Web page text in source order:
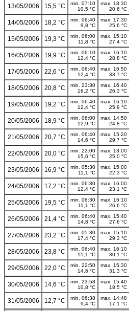
13/05/2006 15,5 °C
min. 07:10
10,5 °C
max. 18:30
20,6 °C
14/05/2006 18,2 °C
min. 06:40
9,8 °C
max. 17:30
25,6 °C
15/05/2006 19,3 °C
min. 06:00
11,8 °C
max. 15:10
27,4 °C
16/05/2006 19,9 °C
min. 06:10
12,4 °C
max. 16:10
28,8 °C
17/05/2006 22,6 °C
min. 06:40
12,4 °C
max. 16:50
33,7 °C
18/05/2006 20,8 °C
min. 23:30
16,2 °C
max. 16:40
26,3 °C
19/05/2006 19,2 °C
min. 06:40
12,4 °C
max. 16:10
25,9 °C
20/05/2006 18,9 °C
min. 06:00
12,9 °C
max. 14:50
24,8 °C
21/05/2006 20,7 °C
min. 06:40
14,6 °C
max. 15:20
29,7 °C
22/05/2006 20,0 °C
min. 22:00
15,6 °C
max. 13:00
25,0 °C
23/05/2006 16,9 °C
min. 05:30
11,1 °C
max. 15:00
22,3 °C
24/05/2006 17,2 °C
min. 06:30
12,4 °C
max. 16:00
23,1 °C
25/05/2006 19,5 °C
min. 06:30
11,1 °C
max. 16:10
26,6 °C
26/05/2006 21,4 °C
min. 06:40
14,8 °C
max. 15:40
27,6 °C
27/05/2006 23,2 °C
min. 05:30
17,4 °C
max. 15:10
29,3 °C
28/05/2006 23,8 °C
min. 06:40
15,1 °C
max. 16:10
30,1 °C
29/05/2006 22,0 °C
min. 22:50
14,6 °C
max. 15:30
31,3 °C
30/05/2006 14,6 °C
min. 23:58
10,8 °C
max. 15:40
18,5 °C
31/05/2006 12,7 °C
min. 06:38
9,4 °C
max. 14:48
17,1 °C